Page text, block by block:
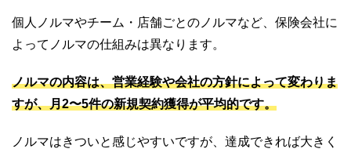
個人ノルマやチーム・店舗ごとのノルマなど、保険会社に
よってノルマの仕組みは異なります。
ノルマの内容は、営業経験や会社の方針によって変わりま
すが、月2〜5件の新規契約獲得が平均的です。
ノルマはきついと感じやすいですが、達成できれば大きく